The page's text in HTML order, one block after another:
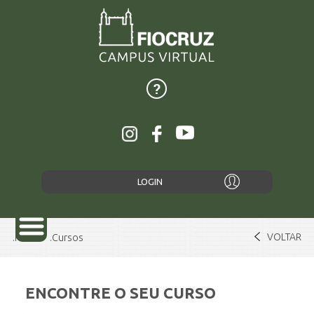
LOGIN
SOBRE
Home Cursos VOLTAR
ENCONTRE O SEU CURSO